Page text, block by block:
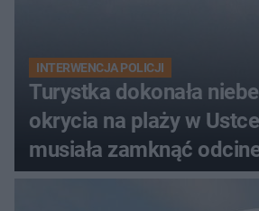
INTERWENCJA POLICJI
Turystka dokonała
okrycia na plaży w
musiała zamknąć